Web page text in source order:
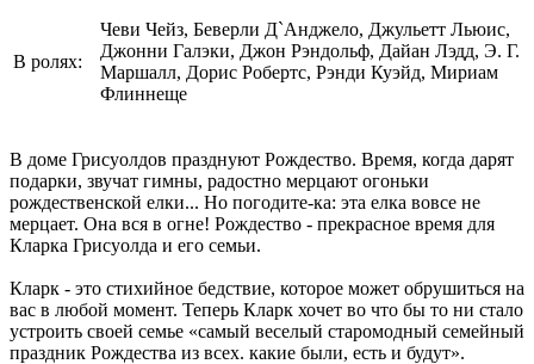
В ролях:
Чеви Чейз, Беверли Д`Анджело, Джульетт Льюис,
Джонни Галэки, Джон Рэндольф, Дайан Лэдд, Э. Г.
Маршалл, Дорис Робертс, Рэнди Куэйд, Мириам
Флиннеще
В доме Грисуолдов празднуют Рождество. Время, когда дарят
подарки, звучат гимны, радостно мерцают огоньки
рождественской елки... Но погодите-ка: эта елка вовсе не
мерцает. Она вся в огне! Рождество - прекрасное время для
Кларка Грисуолда и его семьи.
Кларк - это стихийное бедствие, которое может обрушиться на
вас в любой момент. Теперь Кларк хочет во что бы то ни стало
устроить своей семье «самый веселый старомодный семейный
праздник Рождества из всех. какие были, есть и будут».